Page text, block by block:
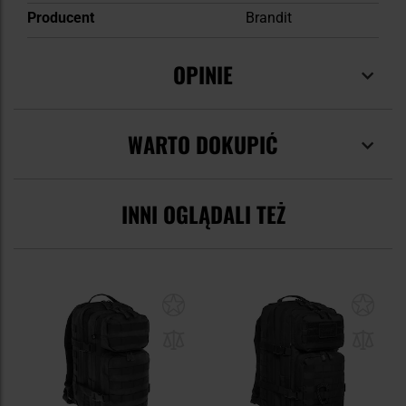
Producent
Brandit
OPINIE
WARTO DOKUPIĆ
INNI OGLĄDALI TEŻ